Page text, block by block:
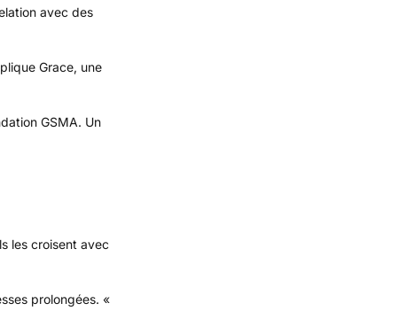
avec des
Grace, une
GSMA. Un
les croisent avec
prolongées. «